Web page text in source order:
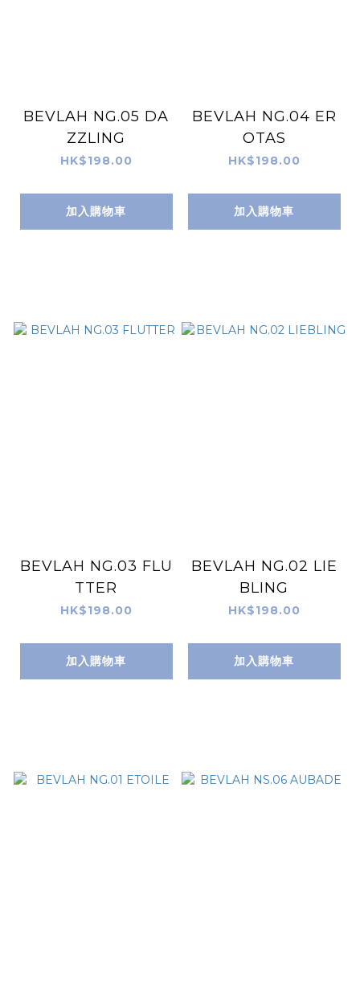
BEVLAH NG.05 DA
ZZLING
HK$198.00
加入購物車
BEVLAH NG.04 ER
OTAS
HK$198.00
加入購物車
BEVLAH NG.03 FLU
TTER
HK$198.00
加入購物車
BEVLAH NG.02 LIE
BLING
HK$198.00
加入購物車